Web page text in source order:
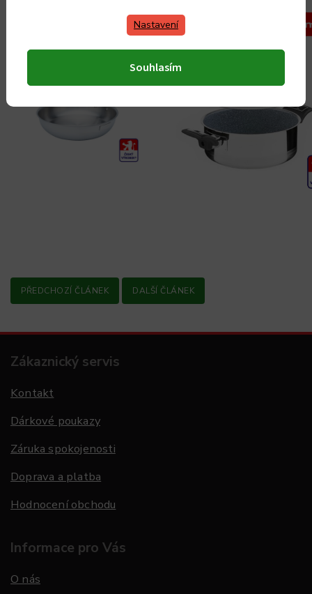
Nastavení
Souhlasím
PŘEDCHOZÍ ČLÁNEK DALŠÍ ČLÁNEK
Zákaznický servis
Kontakt
Dárkové poukazy
Záruka spokojenosti
Doprava a platba
Hodnocení obchodu
Informace pro Vás
O nás